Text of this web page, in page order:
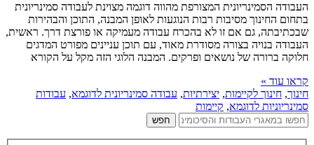
העבודה הסמינריונית המצורפת מהווה דוגמה מצוינת לעבודה סמינריונית
בתחום החינוך מסיבות רבות הנוגעות לאופן המבנה, התוכן והבהירות
שבכתיבתה, גם אם זו לא בהכרח עבודה מעמיקה או פורצת דרך. ראשית,
העבודה בנויה בצורה מסודרת מאוד, עם תוכן עניינים מפורט המדגים
חלוקה ברורה של נושאים ופרקים. המבנה הלוגי הזה מקל על הקורא
קראו עוד »
חינוך, חינוך לקיימות, יצירתיות, עבודה סמינריונית לדוגמא, עבודות
סמינריוניות לדוגמא, קיימות